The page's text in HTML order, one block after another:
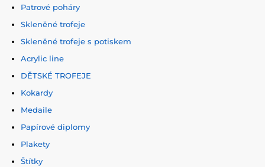
Patrové poháry
Skleněné trofeje
Skleněné trofeje s potiskem
Acrylic line
DĚTSKÉ TROFEJE
Kokardy
Medaile
Papírové diplomy
Plakety
Štítky